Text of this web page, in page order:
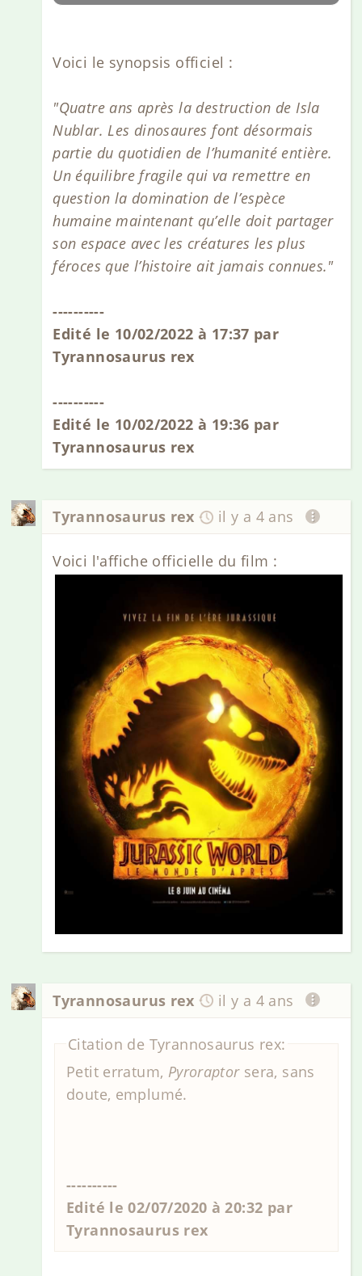
Voici le synopsis officiel :
"Quatre ans après la destruction de Isla
Nublar. Les dinosaures font désormais
partie du quotidien de l’humanité entière.
Un équilibre fragile qui va remettre en
question la domination de l’espèce
humaine maintenant qu’elle doit partager
son espace avec les créatures les plus
féroces que l’histoire ait jamais connues."
----------
Edité le 10/02/2022 à 17:37 par
Tyrannosaurus rex
----------
Edité le 10/02/2022 à 19:36 par
Tyrannosaurus rex
Tyrannosaurus rex il y a 4 ans
Voici l'affiche officielle du film :
Tyrannosaurus rex il y a 4 ans
Citation de Tyrannosaurus rex:
Petit erratum, Pyroraptorsera, sans
doute, emplumé.
----------
Edité le 02/07/2020 à 20:32 par
Tyrannosaurus rex